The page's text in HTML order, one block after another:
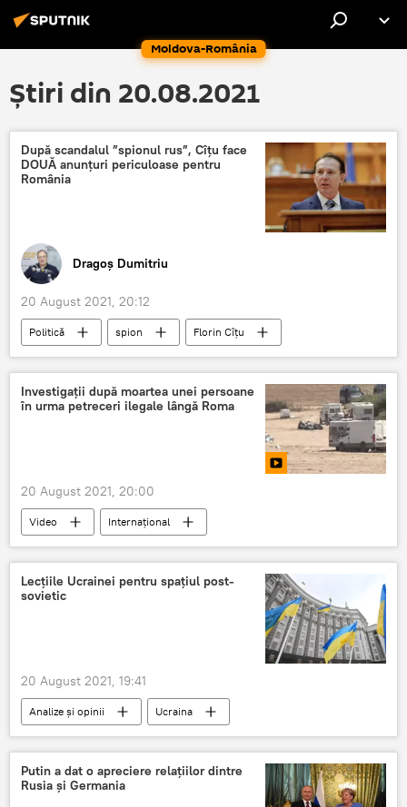
Moldova-România
Știri din 20.08.2021
După scandalul ”spionul rus”, Cîțu face
DOUĂ anunțuri periculoase pentru
România
Dragoș Dumitriu
20 August 2021, 20:12
Politică spion
Florin Cîţu
România
Investigații după moartea unei persoane
în urma petreceri ilegale lângă Roma
20 August 2021, 20:00
Video Internaţional
Lecțiile Ucrainei pentru spațiul post-
sovietic
20 August 2021, 19:41
Analize și opinii Ucraina
Putin a dat o apreciere relațiilor dintre
Rusia și Germania